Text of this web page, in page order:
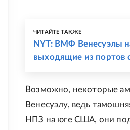
ЧИТАЙТЕ ТАКЖЕ
NYT: ВМФ Венесуэлы
выходящие из портов
Возможно, некоторые
Венесуэлу, ведь
НПЗ на юге США, они